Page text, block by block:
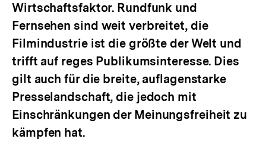
Wirtschaftsfaktor. Rundfunk und
Fernsehen sind weit verbreitet, die
Filmindustrie ist die größte der Welt und
trifft auf reges Publikumsinteresse. Dies
gilt auch für die breite, auflagenstarke
Presselandschaft, die jedoch mit
Einschränkungen der Meinungsfreiheit zu
kämpfen hat.